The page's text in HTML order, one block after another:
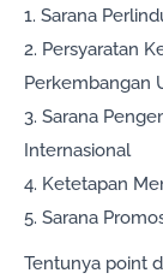
1. Sarana
2. Persyaratan
Perkembangan
3. Sarana
Internasional
4. Ketetapan
5. Sarana
Tentunya point